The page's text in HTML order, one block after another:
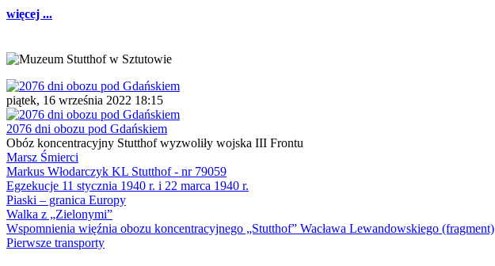
więcej ...
piątek, 16 września 2022 18:15
2076 dni obozu pod Gdańskiem
Obóz koncentracyjny Stutthof wyzwoliły wojska III Frontu
Marsz Śmierci
Markus Włodarczyk KL Stutthof - nr 79059
Egzekucje 11 stycznia 1940 r. i 22 marca 1940 r.
Piaski – granica Europy
Walka z „Zielonymi”
Wspomnienia więźnia obozu koncentracyjnego „Stutthof” Wacława Lewandowskiego (fragment)
Pierwsze transporty